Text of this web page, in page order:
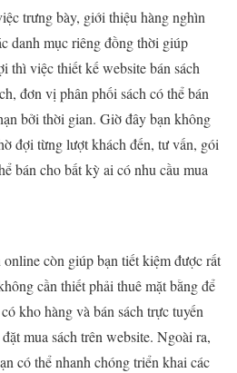
trưng bày, giới thiệu hàng nghìn
danh mục riêng đồng thời giúp
thì việc thiết kế website bán sách
đơn vị phân phối sách có thể bán
bởi thời gian. Giờ đây bạn không
đợi từng lượt khách đến, tư vấn, gói
bán cho bất kỳ ai có nhu cầu mua
online còn giúp bạn tiết kiệm được rất
cần thiết phải thuê mặt bằng để
kho hàng và bán sách trực tuyến
mua sách trên website. Ngoài ra,
có thể nhanh chóng triển khai các